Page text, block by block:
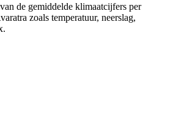
de gemiddelde klimaatcijfers per
zoals temperatuur, neerslag,